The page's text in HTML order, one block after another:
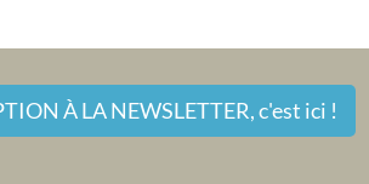
À LA NEWSLETTER,c'est ici !